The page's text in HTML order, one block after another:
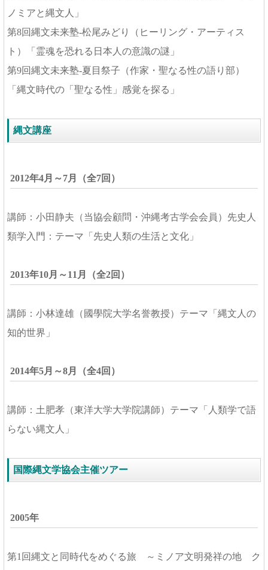
ノミアと縄文人」
第8回縄文未来塾-松尾みどり（ヒーリング・アーティス
ト）「霊魂を恐れる日本人の意識の謎」
第9回縄文未来塾-夏目祭子（作家・聖なる性の語り部）
「縄文時代の「聖なる性」感覚を探る」
縄文講座
2012年4月～7月（全7回）
講師：小田静夫（当協会顧問・沖縄考古学会会員）先史人
類学入門：テーマ「先史人類の生活と文化」
2013年10月～11月（全2回）
講師：小林達雄（國學院大学名誉教授）テーマ「縄文人の
知的世界」
2014年5月～8月（全4回）
講師：土肥孝（東洋大学大学院講師）テーマ「人類学で語
らない縄文人」
国際縄文学協会主催ツアー
2005年
第1回縄文と同時代をめぐる旅 ～ミノア文明発祥の地 ク